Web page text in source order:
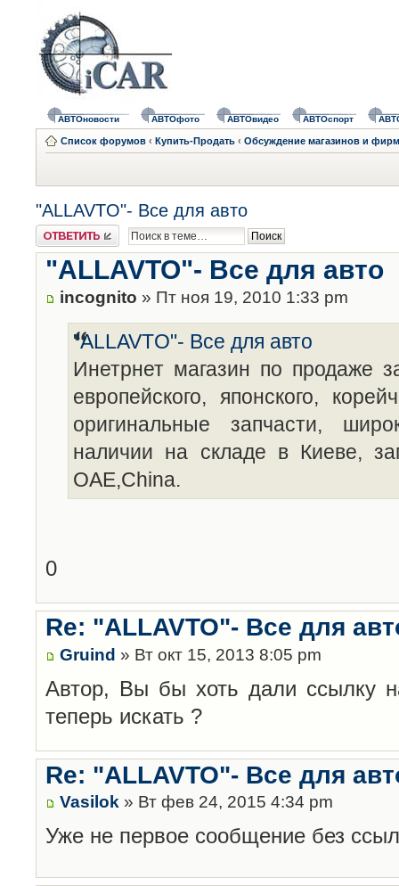
АВТОновости АВТОфото АВТОвидео АВТОспорт
Список форумов ‹ Купить-Продать ‹ Обсуждение магазинов и фирм
"ALLAVTO"- Все для авто
Ответить
"ALLAVTO"- Все для авто
incognito » Пт ноя 19, 2010 1:33 pm
"ALLAVTO"- Все для авто
Инетрнет магазин по продаже
европейского, японского,
оригинальные запчасти,
наличии на складе в Киеве,
OAE,China.
0
Re: "ALLAVTO"- Все для
Gruind » Вт окт 15, 2013 8:05 pm
Автор, Вы бы хоть дали ссылку
теперь искать ?
Re: "ALLAVTO"- Все для
Vasilok » Вт фев 24, 2015 4:34 pm
Уже не первое сообщение без